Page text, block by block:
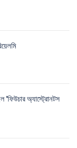
'ফিউচার অ্যাস্ট্রোনটস